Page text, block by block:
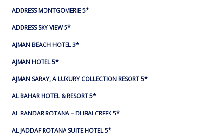
ADDRESS MONTGOMERIE 5*
ADDRESS SKY VIEW 5*
AJMAN BEACH HOTEL 3*
AJMAN HOTEL 5*
AJMAN SARAY, A LUXURY COLLECTION RESORT 5*
AL BAHAR HOTEL & RESORT 5*
AL BANDAR ROTANA – DUBAI CREEK 5*
AL JADDAF ROTANA SUITE HOTEL 5*